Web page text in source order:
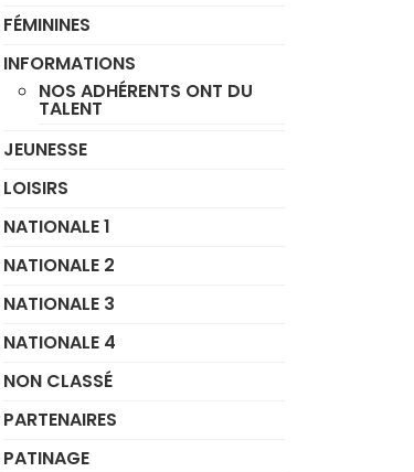
FÉMININES
INFORMATIONS
NOS ADHÉRENTS ONT DU
TALENT
JEUNESSE
LOISIRS
NATIONALE 1
NATIONALE 2
NATIONALE 3
NATIONALE 4
NON CLASSÉ
PARTENAIRES
PATINAGE